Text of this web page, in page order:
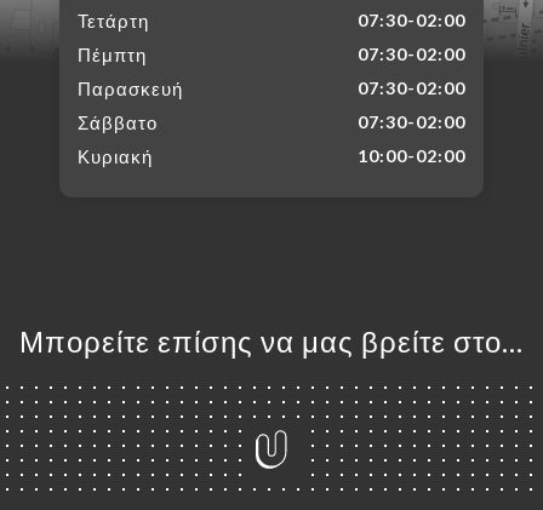
Τετάρτη 07:30-02:00
Πέμπτη 07:30-02:00
Παρασκευή 07:30-02:00
Σάββατο 07:30-02:00
Κυριακή 10:00-02:00
Μπορείτε επίσης να μας βρείτε στο...